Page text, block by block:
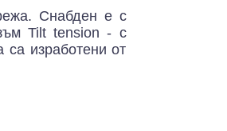
Снабден е с
Tilt tension - с
изработени от